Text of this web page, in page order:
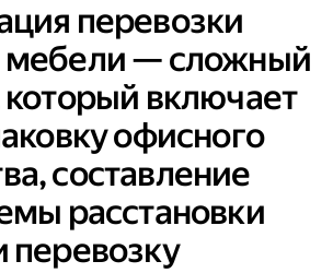
перевозки
мебели — сложный
который включает
офисного
составление
расстановки
перевозку